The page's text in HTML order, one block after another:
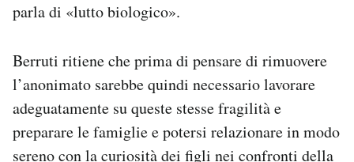
parla di «lutto biologico».
Berruti ritiene che prima di pensare di rimuovere
l’anonimato sarebbe quindi necessario lavorare
adeguatamente su queste stesse fragilità e
preparare le famiglie e potersi relazionare in modo
sereno con la curiosità dei figli nei confronti della